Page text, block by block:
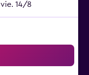
vie. 14/8